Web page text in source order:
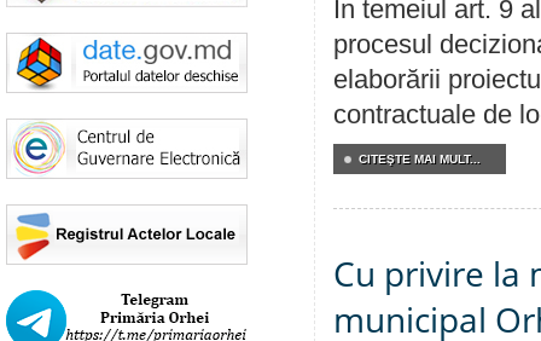
În temeiul art. 9
procesul
elaborării
contractuale de
CITEŞTE MAI MULT...
Cu privire la
municipal